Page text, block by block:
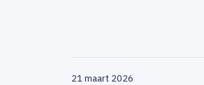
21 maart 2026